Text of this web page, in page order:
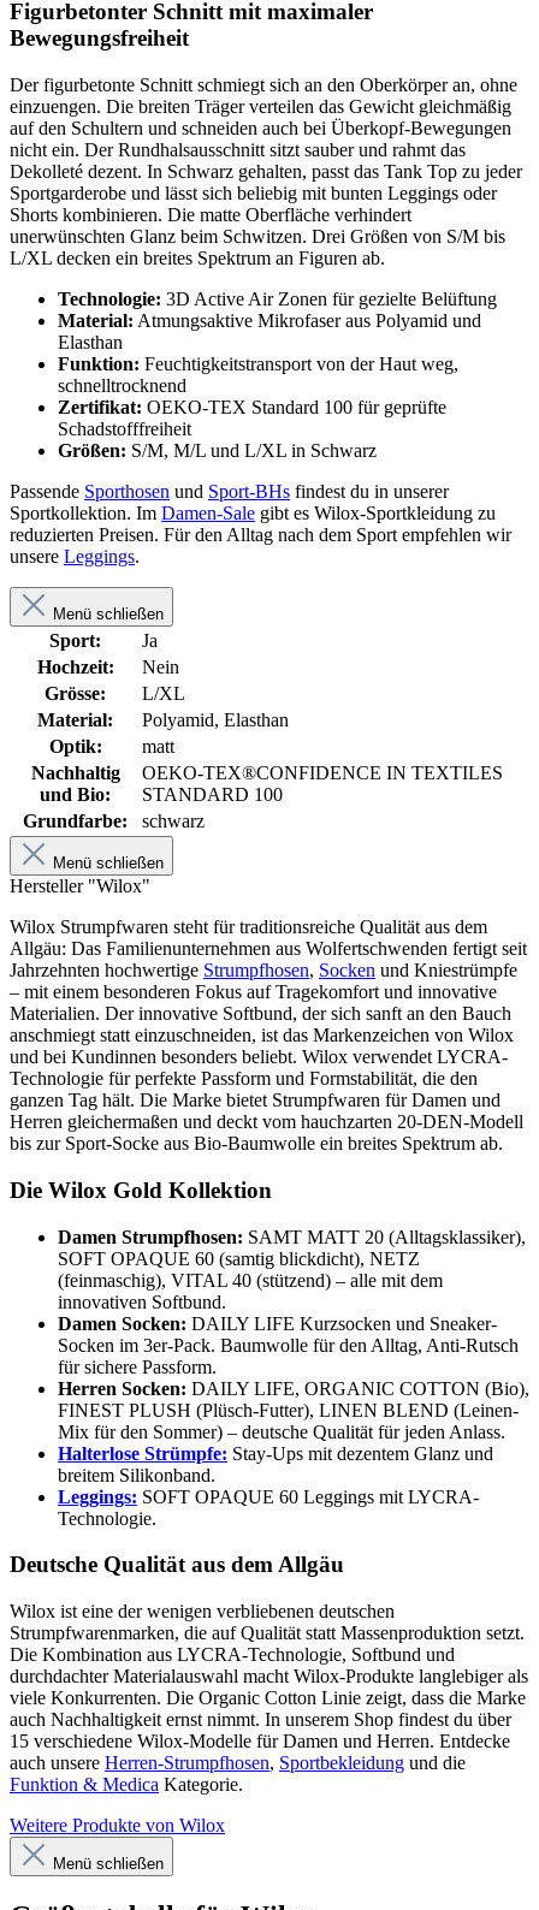
Figurbetonter Schnitt mit maximaler
Bewegungsfreiheit
Der figurbetonte Schnitt schmiegt sich an den Oberkörper an, ohne
einzuengen. Die breiten Träger verteilen das Gewicht gleichmäßig
auf den Schultern und schneiden auch bei Überkopf-Bewegungen
nicht ein. Der Rundhalsausschnitt sitzt sauber und rahmt das
Dekolleté dezent. In Schwarz gehalten, passt das Tank Top zu jeder
Sportgarderobe und lässt sich beliebig mit bunten Leggings oder
Shorts kombinieren. Die matte Oberfläche verhindert
unerwünschten Glanz beim Schwitzen. Drei Größen von S/M bis
L/XL decken ein breites Spektrum an Figuren ab.
Technologie: 3D Active Air Zonen für gezielte Belüftung
Material: Atmungsaktive Mikrofaser aus Polyamid und
Elasthan
Funktion: Feuchtigkeitstransport von der Haut weg,
schnelltrocknend
Zertifikat: OEKO-TEX Standard 100 für geprüfte
Schadstofffreiheit
Größen: S/M, M/L und L/XL in Schwarz
Passende Sporthosen und Sport-BHs findest du in unserer
Sportkollektion. Im Damen-Sale gibt es Wilox-Sportkleidung zu
reduzierten Preisen. Für den Alltag nach dem Sport empfehlen wir
unsere Leggings.
Menü schließen
Sport:
Ja
Hochzeit:
Nein
Grösse:
L/XL
Material:
Polyamid, Elasthan
Optik:
matt
Nachhaltig
und Bio:
OEKO-TEX®CONFIDENCE IN TEXTILES
STANDARD 100
Grundfarbe:
schwarz
Menü schließen
Hersteller "Wilox"
Wilox Strumpfwaren steht für traditionsreiche Qualität aus dem
Allgäu: Das Familienunternehmen aus Wolfertschwenden fertigt seit
Jahrzehnten hochwertige Strumpfhosen, Socken und Kniestrümpfe
– mit einem besonderen Fokus auf Tragekomfort und innovative
Materialien. Der innovative Softbund, der sich sanft an den Bauch
anschmiegt statt einzuschneiden, ist das Markenzeichen von Wilox
und bei Kundinnen besonders beliebt. Wilox verwendet LYCRA-
Technologie für perfekte Passform und Formstabilität, die den
ganzen Tag hält. Die Marke bietet Strumpfwaren für Damen und
Herren gleichermaßen und deckt vom hauchzarten 20-DEN-Modell
bis zur Sport-Socke aus Bio-Baumwolle ein breites Spektrum ab.
Die Wilox Gold Kollektion
Damen Strumpfhosen: SAMT MATT 20 (Alltagsklassiker),
SOFT OPAQUE 60 (samtig blickdicht), NETZ
(feinmaschig), VITAL 40 (stützend) – alle mit dem
innovativen Softbund.
Damen Socken: DAILY LIFE Kurzsocken und Sneaker-
Socken im 3er-Pack. Baumwolle für den Alltag, Anti-Rutsch
für sichere Passform.
Herren Socken: DAILY LIFE, ORGANIC COTTON (Bio),
FINEST PLUSH (Plüsch-Futter), LINEN BLEND (Leinen-
Mix für den Sommer) – deutsche Qualität für jeden Anlass.
Halterlose Strümpfe: Stay-Ups mit dezentem Glanz und
breitem Silikonband.
Leggings: SOFT OPAQUE 60 Leggings mit LYCRA-
Technologie.
Deutsche Qualität aus dem Allgäu
Wilox ist eine der wenigen verbliebenen deutschen
Strumpfwarenmarken, die auf Qualität statt Massenproduktion setzt.
Die Kombination aus LYCRA-Technologie, Softbund und
durchdachter Materialauswahl macht Wilox-Produkte langlebiger als
viele Konkurrenten. Die Organic Cotton Linie zeigt, dass die Marke
auch Nachhaltigkeit ernst nimmt. In unserem Shop findest du über
15 verschiedene Wilox-Modelle für Damen und Herren. Entdecke
auch unsere Herren-Strumpfhosen, Sportbekleidung und die
Funktion & Medica Kategorie.
Weitere Produkte von Wilox
Menü schließen